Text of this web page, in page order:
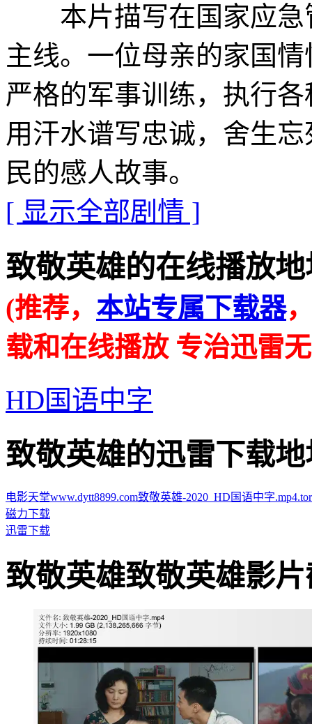
本片描写在国家应急
主线。一位母亲的家国
严格的军事训练，执行
用汗水谱写忠诚，舍生
民的感人故事。
[ 显示全部剧情 ]
致敬英雄的在线播放地
(推荐， 本站专属下载器
载和在线播放 专治迅雷
HD国语中字
致敬英雄的迅雷下载地
电影天堂www.dytt8899.com致敬英雄-2020_HD国语中字
磁力下载
迅雷下载
致敬英雄致敬英雄影片